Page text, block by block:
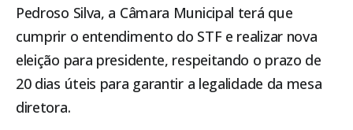
Pedroso Silva, a Câmara Municipal terá que
cumprir o entendimento do STF e realizar nova
eleição para presidente, respeitando o prazo de
20 dias úteis para garantir a legalidade da mesa
diretora.